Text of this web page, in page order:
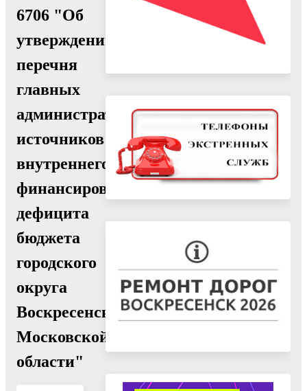
6706 "Об
утверждении
перечня
главных
администраторов
источников
внутреннего
финансирования
дефицита
бюджета
городского
округа
Воскресенск
Московской
области"